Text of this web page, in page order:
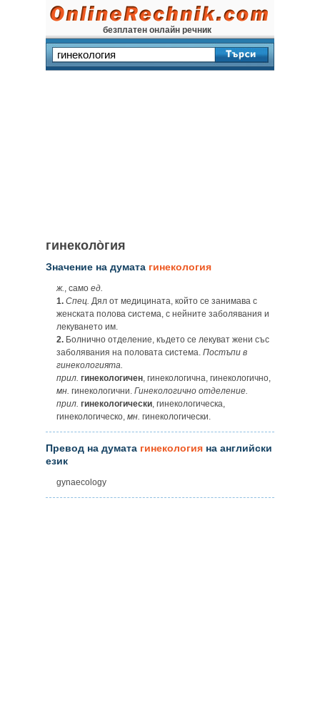
безплатен онлайн речник
гинеколо̀гия
Значение на думата гинекология
ж., само ед.
1. Спец. Дял от медицината, който се занимава с
женската полова система, с нейните заболявания и
лекуването им.
2. Болнично отделение, където се лекуват жени със
заболявания на половата система. Постъпи в
гинекологията.
прил. гинекологичен, гинекологична, гинекологично,
мн. гинекологични. Гинекологично отделение.
прил. гинекологически, гинекологическа,
гинекологическо, мн. гинекологически.
Превод на думата гинекология на английски
език
gynaecology